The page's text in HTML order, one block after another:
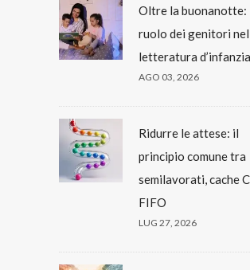
Oltre la buonanotte:
ruolo dei genitori
letteratura d’infanzia
AGO 03, 2026
Ridurre le attese: il
principio comune tra
semilavorati, cache
FIFO
LUG 27, 2026